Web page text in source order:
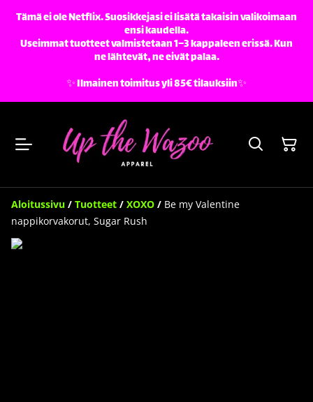
Tämä ei ole Netflix. Suosikkejasi ei lisätä takaisin valikoimaan
ensi kaudella.
Useimmat tuotteet valmistetaan 1–3 kappaleen erissä. Kun
ne lähtevät, ne eivät palaa.
✨️ Ilmainen toimitus yli 85€ tilauksiin✨️
Aloitussivu / Tuotteet / XOXO / Be my Valentine
nappikorvakorut, Sugar Rush